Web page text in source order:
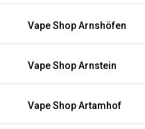
Vape Shop Arnshöfen
Vape Shop Arnstein
Vape Shop Artamhof